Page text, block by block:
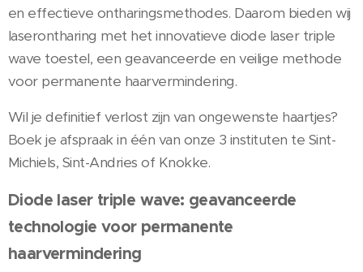
en effectieve ontharingsmethodes. Daarom bieden wij
laserontharing met het innovatieve diode laser triple
wave toestel, een geavanceerde en veilige methode
voor permanente haarvermindering.
Wil je definitief verlost zijn van ongewenste haartjes?
Boek je afspraak in één van onze 3 instituten te Sint-
Michiels, Sint-Andries of Knokke.
Diode laser triple wave: geavanceerde
technologie voor permanente
haarvermindering